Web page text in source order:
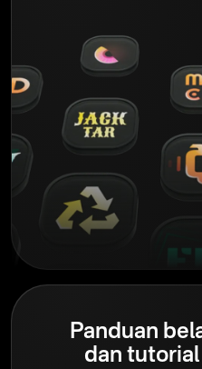
Panduan
dan tutorial